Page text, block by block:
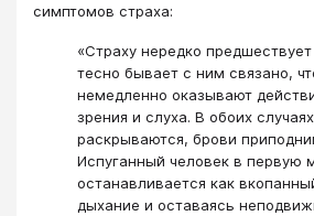
симптомов страха:
«Страху нередко
тесно бывает с ним связано,
немедленно оказывают
зрения и слуха. В обоих
раскрываются, брови
Испуганный человек в первую
останавливается как
дыхание и оставаясь